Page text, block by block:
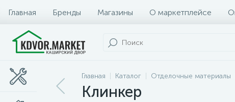
Главная Бренды Магазины О маркетплейсе
Главная Каталог Отделочные материалы
Клинкер